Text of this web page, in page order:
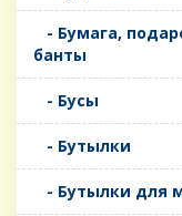
- Бумага,
банты
- Бусы
- Бутылки
- Бутылки для